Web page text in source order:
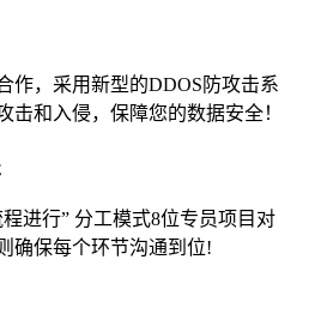
作，采用新型的DDOS防攻击系
击和入侵，保障您的数据安全！
进行” 分工模式8位专员项目对
确保每个环节沟通到位!